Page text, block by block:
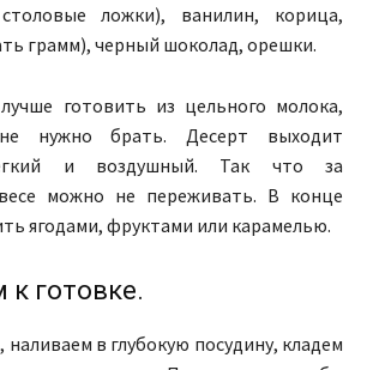
ложки), ванилин, корица,
грамм), черный шоколад, орешки.
готовить из цельного молока,
нужно брать. Десерт выходит
и воздушный. Так что за
можно не переживать. В конце
ягодами, фруктами или карамелью.
к готовке.
в глубокую посудину, кладем